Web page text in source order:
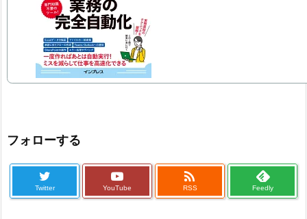
フォローする
Twitter YouTube

RSS Feedly